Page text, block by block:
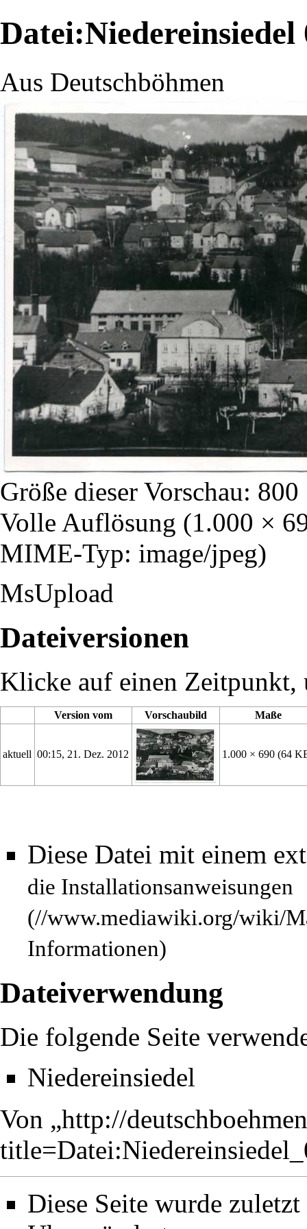
Datei:Niedereinsiedel
Aus Deutschböhmen
Größe dieser Vorschau: 800
Volle Auflösung (1.000 ×
MIME-Typ: image/jpeg)
MsUpload
Dateiversionen
Klicke auf einen Zeitpunkt,
Version vom Vorschaubild Maße
aktuell 00:15, 21. Dez. 2012 1.000 × 690(64
Diese Datei mit einem
die Installationsanweisungen
Informationen)
Dateiverwendung
Die folgende Seite
Niedereinsiedel
Von „http://
Diese Seite wurde